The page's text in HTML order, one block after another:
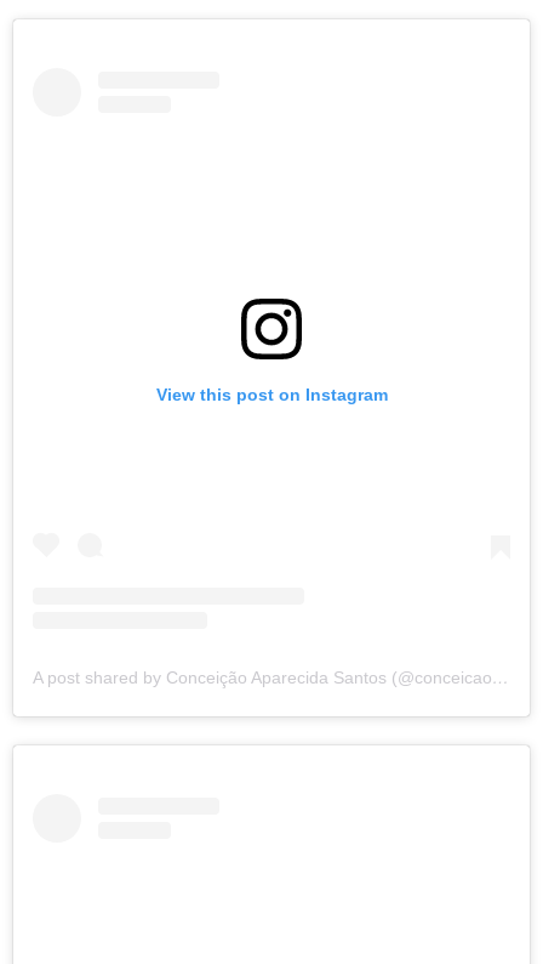
View this post on Instagram
A post shared by Conceição Aparecida Santos (@conceicao.a.santos)